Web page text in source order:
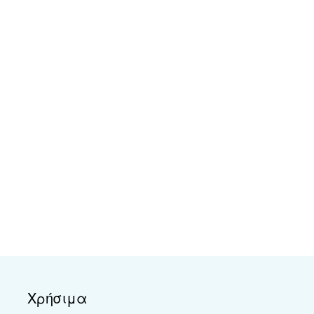
Χρήσιμα